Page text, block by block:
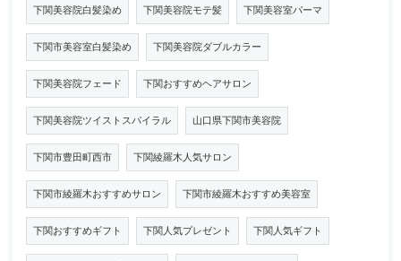
下関美容院白髪染め 下関美容院モテ髪 下関美容室パーマ
下関市美容室白髪染め 下関美容院ダブルカラー
下関美容院フェード 下関おすすめヘアサロン
下関美容院ツイストスパイラル 山口県下関市美容院
下関市豊田町西市 下関綾羅木人気サロン
下関市綾羅木おすすめサロン 下関市綾羅木おすすめ美容室
下関おすすめギフト 下関人気プレゼント 下関人気ギフト